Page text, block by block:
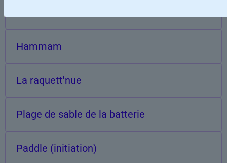
Hammam
La raquett'nue
Plage de sable de la batterie
Paddle (initiation)